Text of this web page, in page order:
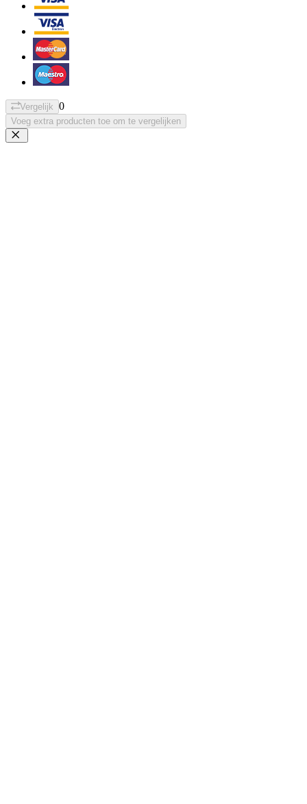
Vergelijk 0
Voeg extra producten toe om te vergelijken